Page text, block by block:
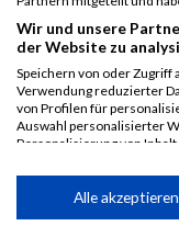
Wir und unsere
der Website zu
Speichern von oder Zugriff
Verwendung reduzierter
von Profilen für
Auswahl personalisierter
Personalisierung von
Performance von Inhalten.
Kombinationen von Daten
Alle akzeptieren